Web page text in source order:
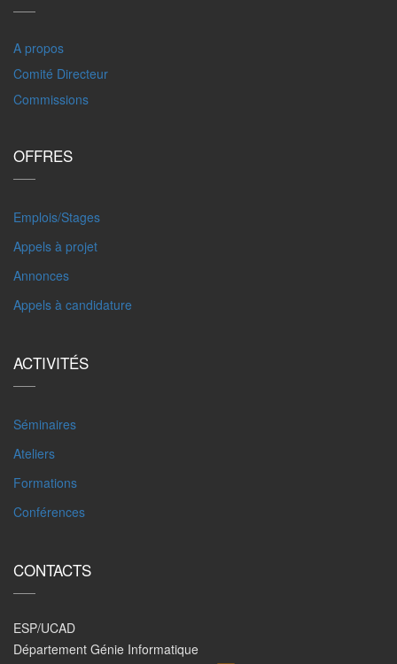
A propos
Comité Directeur
Commissions
OFFRES
Emplois/Stages
Appels à projet
Annonces
Appels à candidature
ACTIVITÉS
Séminaires
Ateliers
Formations
Conférences
CONTACTS
ESP/UCAD
Département Génie Informatique